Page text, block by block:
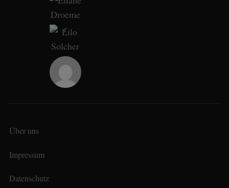
Über uns
Impressum
Datenschutz